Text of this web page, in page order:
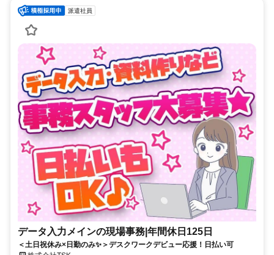
派遣社員
データ入力メインの現場事務|年間休日125日
＜土日祝休み×日勤のみ✨＞デスクワークデビュー応援！日払い可